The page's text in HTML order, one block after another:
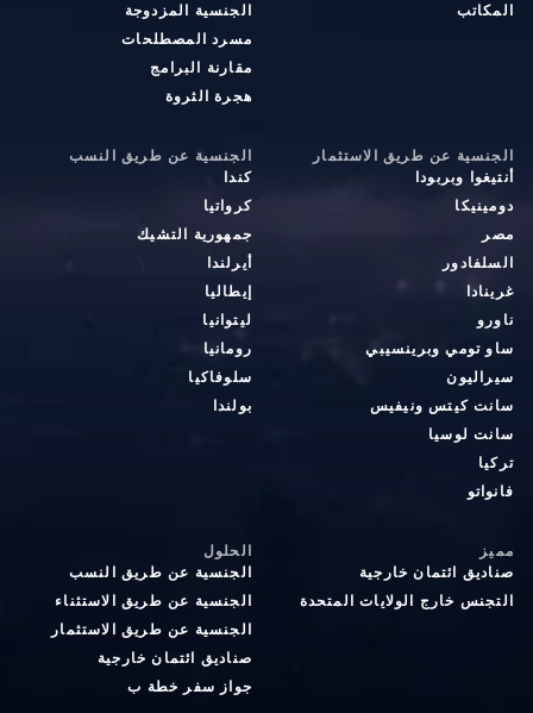
المكاتب
الجنسية المزدوجة
مسرد المصطلحات
مقارنة البرامج
هجرة الثروة
الجنسية عن طريق الاستثمار
أنتيغوا وبربودا
دومينيكا
مصر
السلفادور
غرينادا
ناورو
ساو تومي وبرينسيبي
سيراليون
سانت كيتس ونيفيس
سانت لوسيا
تركيا
فانواتو
الجنسية عن طريق النسب
كندا
كرواتيا
جمهورية التشيك
أيرلندا
إيطاليا
ليتوانيا
رومانيا
سلوفاكيا
بولندا
مميز
صناديق ائتمان خارجية
التجنس خارج الولايات المتحدة
الحلول
الجنسية عن طريق النسب
الجنسية عن طريق الاستثناء
الجنسية عن طريق الاستثمار
صناديق ائتمان خارجية
جواز سفر خطة ب